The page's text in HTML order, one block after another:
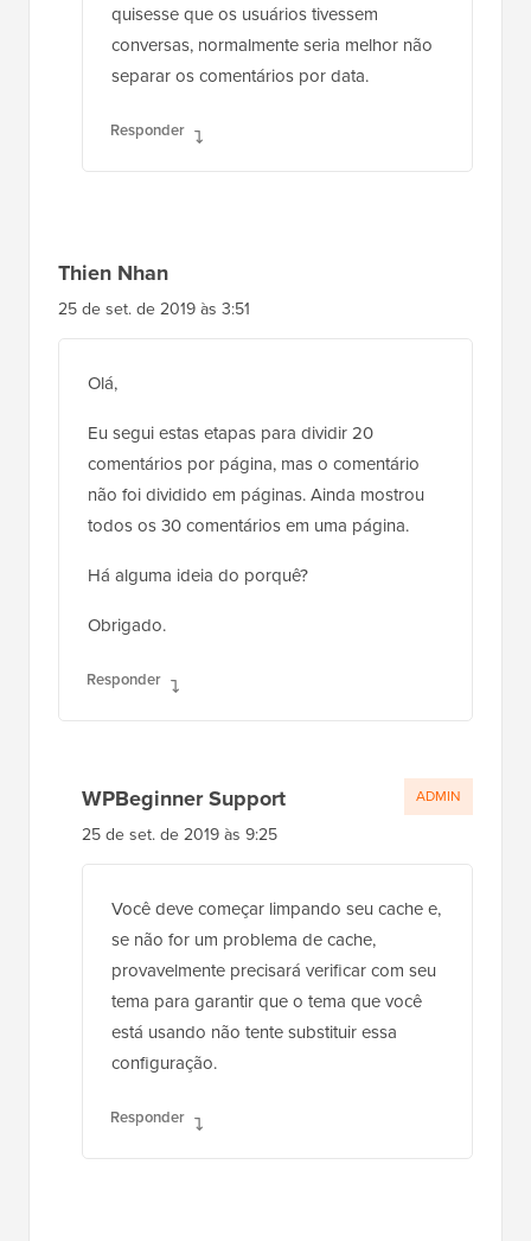
quisesse que os usuários tivessem
conversas, normalmente seria melhor não
separar os comentários por data.
Responder
Thien Nhan
25 de set. de 2019 às 3:51
Olá,
Eu segui estas etapas para dividir 20
comentários por página, mas o comentário
não foi dividido em páginas. Ainda mostrou
todos os 30 comentários em uma página.
Há alguma ideia do porquê?
Obrigado.
Responder
WPBeginner Support
25 de set. de 2019 às 9:25
Você deve começar limpando seu cache e,
se não for um problema de cache,
provavelmente precisará verificar com seu
tema para garantir que o tema que você
está usando não tente substituir essa
configuração.
Responder
ADMIN